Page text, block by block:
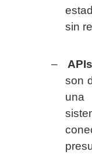
sin
–
son